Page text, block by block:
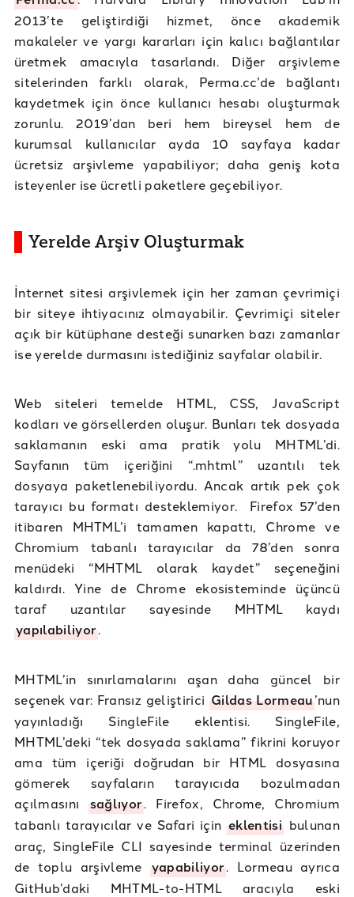
2013’te geliştirdiği hizmet, önce akademik
makaleler ve yargı kararları için kalıcı bağlantılar
üretmek amacıyla tasarlandı. Diğer arşivleme
sitelerinden farklı olarak, Perma.cc’de bağlantı
kaydetmek için önce kullanıcı hesabı oluşturmak
zorunlu. 2019’dan beri hem bireysel hem de
kurumsal kullanıcılar ayda 10 sayfaya kadar
ücretsiz arşivleme yapabiliyor; daha geniş kota
isteyenler ise ücretli paketlere geçebiliyor.
Yerelde Arşiv Oluşturmak
İnternet sitesi arşivlemek için her zaman çevrimiçi
bir siteye ihtiyacınız olmayabilir. Çevrimiçi siteler
açık bir kütüphane desteği sunarken bazı zamanlar
ise yerelde durmasını istediğiniz sayfalar olabilir.
Web siteleri temelde HTML, CSS, JavaScript
kodları ve görsellerden oluşur. Bunları tek dosyada
saklamanın eski ama pratik yolu MHTML’di.
Sayfanın tüm içeriğini “.mhtml” uzantılı tek
dosyaya paketlenebiliyordu. Ancak artık pek çok
tarayıcı bu formatı desteklemiyor. Firefox 57’den
itibaren MHTML’i tamamen kapattı, Chrome ve
Chromium tabanlı tarayıcılar da 78’den sonra
menüdeki “MHTML olarak kaydet” seçeneğini
kaldırdı. Yine de Chrome ekosisteminde üçüncü
taraf uzantılar sayesinde MHTML kaydı
yapılabiliyor.
MHTML’in sınırlamalarını aşan daha güncel bir
seçenek var: Fransız geliştirici Gildas Lormeau’nun
yayınladığı SingleFile eklentisi. SingleFile,
MHTML’deki “tek dosyada saklama” fikrini koruyor
ama tüm içeriği doğrudan bir HTML dosyasına
gömerek sayfaların tarayıcıda bozulmadan
açılmasını sağlıyor. Firefox, Chrome, Chromium
tabanlı tarayıcılar ve Safari içineklentisi bulunan
araç, SingleFile CLI sayesinde terminal üzerinden
de toplu arşivleme yapabiliyor. Lormeau ayrıca
GitHub’daki MHTML-to-HTML aracıyla eski